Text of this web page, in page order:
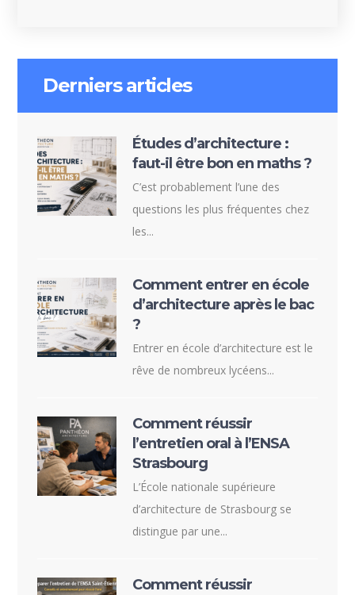
Derniers articles
Études d’architecture :
faut-il être bon en maths ?
C’est probablement l’une des
questions les plus fréquentes chez
les...
Comment entrer en école
d’architecture après le bac
?
Entrer en école d’architecture est le
rêve de nombreux lycéens...
Comment réussir
l’entretien oral à l’ENSA
Strasbourg
L’École nationale supérieure
d’architecture de Strasbourg se
distingue par une...
Comment réussir